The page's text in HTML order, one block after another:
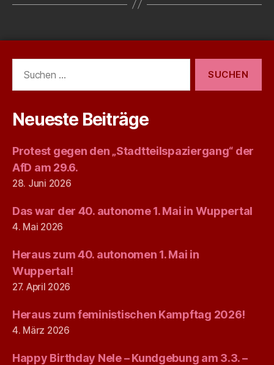
nach:
Neueste Beiträge
Protest gegen den „Stadtteilspaziergang“ der
AfD am 29.6.
28. Juni 2026
Das war der 40. autonome 1. Mai in Wuppertal
4. Mai 2026
Heraus zum 40. autonomen 1. Mai in
Wuppertal!
27. April 2026
Heraus zum feministischen Kampftag 2026!
4. März 2026
Happy Birthday Nele – Kundgebung am 3.3. –